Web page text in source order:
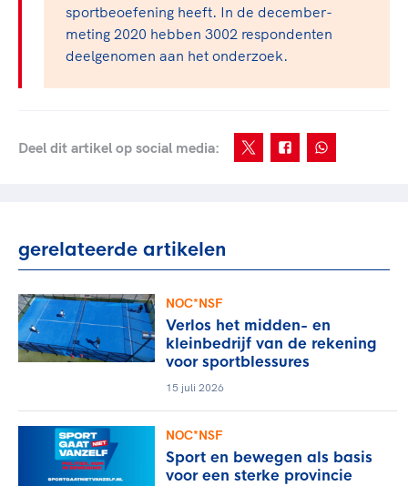
sportbeoefening heeft. In de december-
meting 2020 hebben 3002 respondenten
deelgenomen aan het onderzoek.
Deel dit artikel op social media:
gerelateerde artikelen
NOC*NSF
Verlos het midden- en
kleinbedrijf van de rekening
voor sportblessures
15 juli 2026
NOC*NSF
Sport en bewegen als basis
voor een sterke provincie